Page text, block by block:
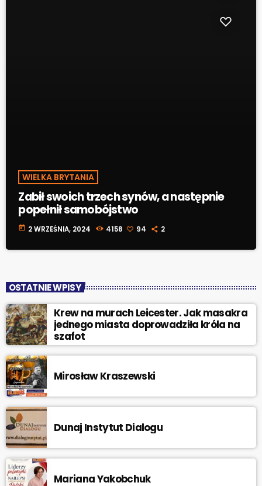
WIELKA BRYTANIA
Zabił swoich trzech synów, a następnie
popełnił samobójstwo
today 2 WRZEŚNIA, 2024 4158 94 2
OSTATNIE WPISY
Krew na murach Leicester. Jak masakra
jednego miasta doprowadziła króla na
szafot
Mirosław Kraszewski
Dunaj Instytut Dialogu
Mariana Yakobchuk